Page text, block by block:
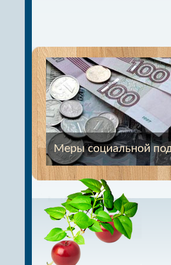
Меры социальной